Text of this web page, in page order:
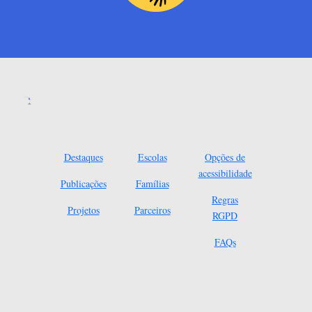
Destaques
Publicações
Projetos
Escolas
Famílias
Parceiros
Opções de
acessibilidade
Regras
RGPD
FAQs